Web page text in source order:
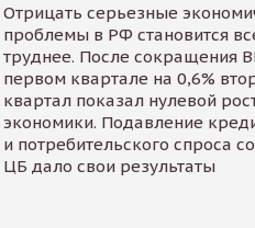
Отрицать серьезные
проблемы в РФ становится
труднее. После сокращения
первом квартале на 0,6%
квартал показал нулевой
экономики. Подавление
и потребительского спроса
ЦБ дало свои результаты